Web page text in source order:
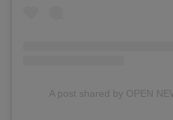
A post shared by OPEN